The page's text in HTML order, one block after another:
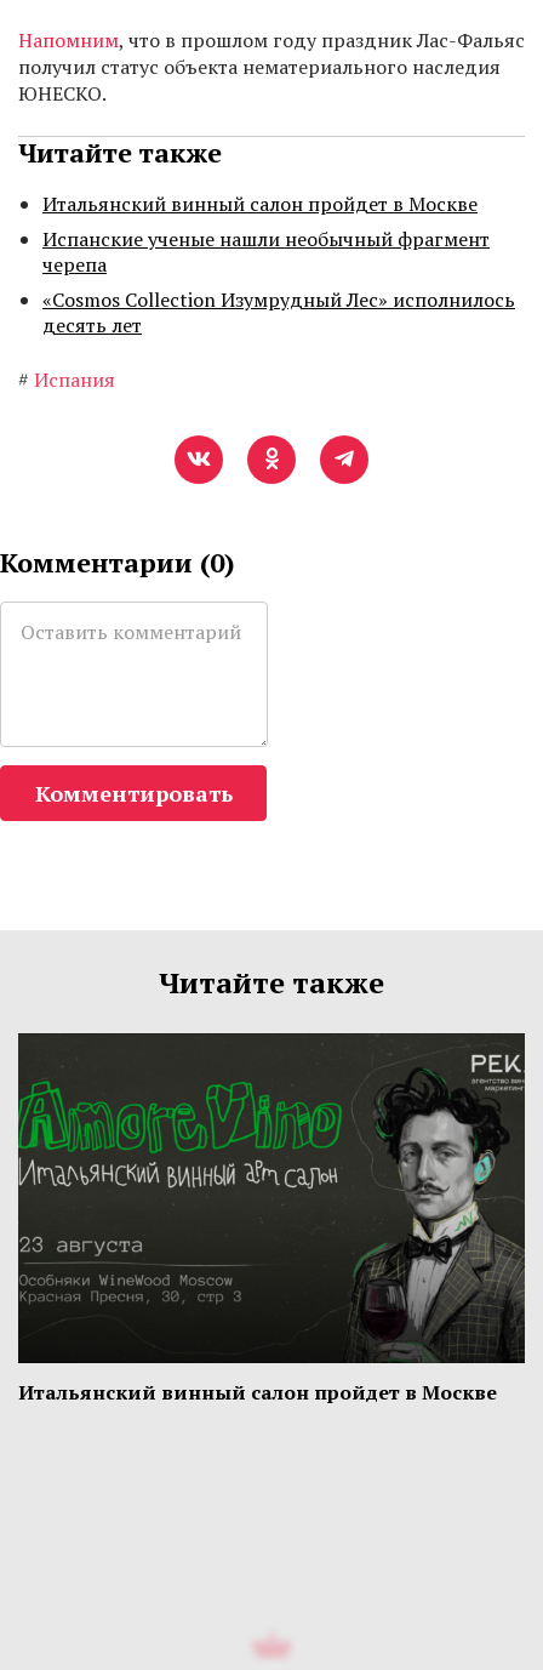
Напомним, что в прошлом году праздник Лас-Фальяс
получил статус объекта нематериального наследия
ЮНЕСКО.
Читайте также
Итальянский винный салон пройдет в Москве
Испанские ученые нашли необычный фрагмент
черепа
«Cosmos Collection Изумрудный Лес» исполнилось
десять лет
# Испания
Комментарии (0)
Комментировать
Читайте также
Итальянский винный салон пройдет в Москве